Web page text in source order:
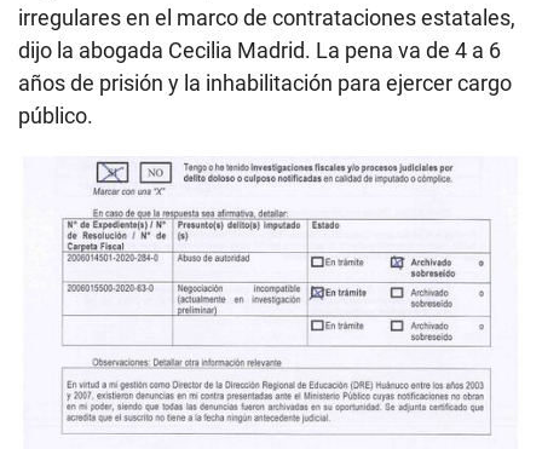
irregulares en el marco de contrataciones estatales,
dijo la abogada Cecilia Madrid. La pena va de 4 a 6
años de prisión y la inhabilitación para ejercer cargo
público.